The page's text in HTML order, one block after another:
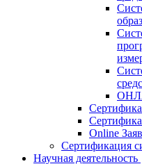
Online
Сертификация
Научная деятельность